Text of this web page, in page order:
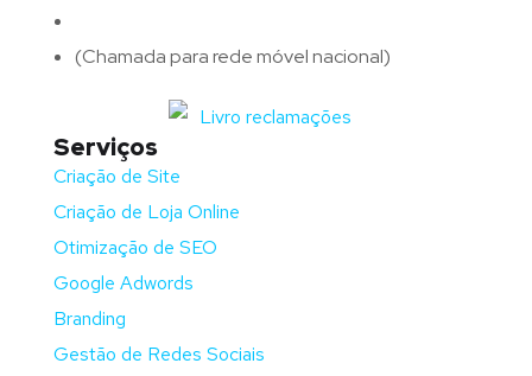
(Chamada para rede móvel nacional)
Serviços
Criação de Site
Criação de Loja Online
Otimização de SEO
Google Adwords
Branding
Gestão de Redes Sociais